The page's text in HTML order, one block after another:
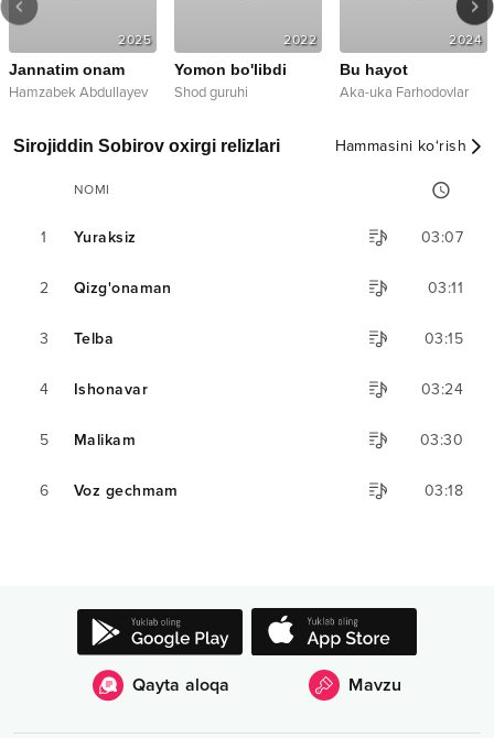
2025
Jannatim onam
Hamzabek Abdullayev
2022
Yomon bo'libdi
Shod guruhi
2024
Bu hayot
Aka-uka Farhodovlar
Sirojiddin Sobirov oxirgi relizlari Hammasini ko‘rish
NOMI
1 Yuraksiz 03:07
2 Qizg'onaman 03:11
3 Telba 03:15
4 Ishonavar 03:24
5 Malikam 03:30
6 Voz gechmam 03:18
Qayta aloqa Mavzu